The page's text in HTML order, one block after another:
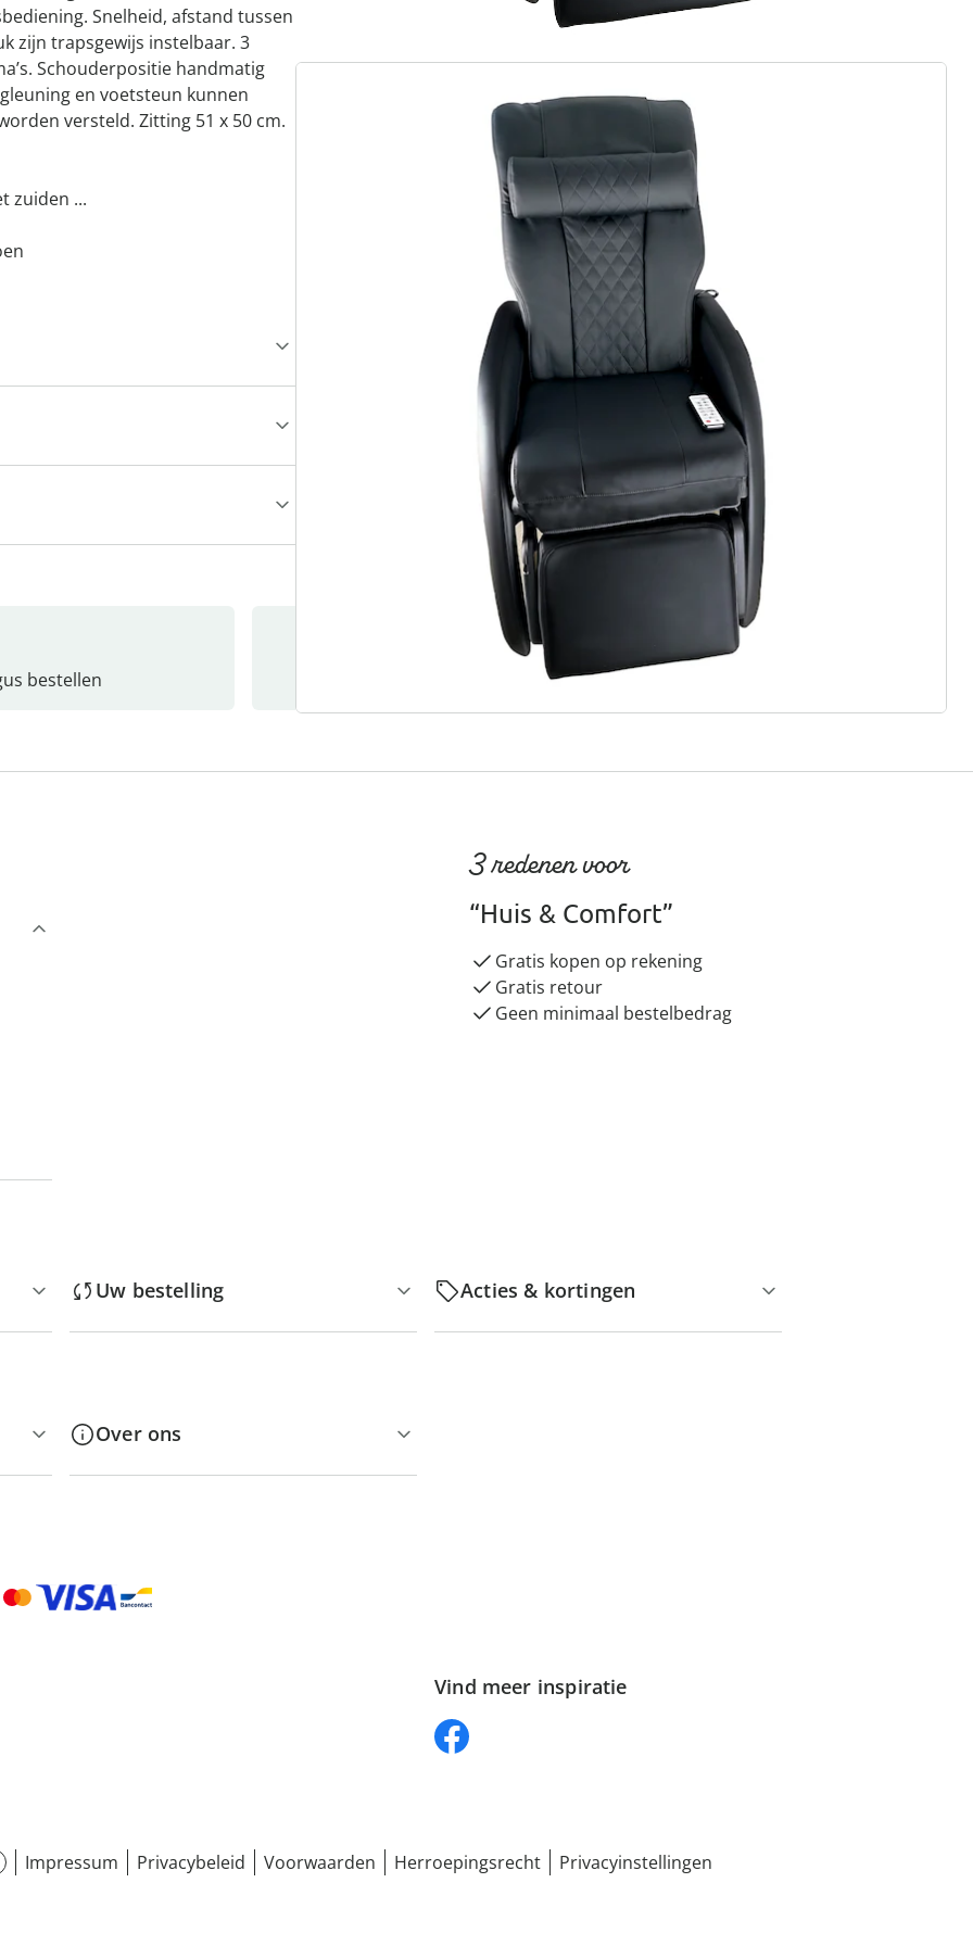
Snelheid, afstand tussen
zijn trapsgewijs instelbaar. 3
Schouderpositie handmatig
en voetsteun kunnen
versteld. Zitting 51 x 50 cm.
zuiden ...
bestellen Catalogus aanvragen
3 redenen voor
“Huis & Comfort”
Gratis kopen op rekening
Gratis retour
Geen minimaal bestelbedrag
Uw bestelling Acties & kortingen
Over ons
Vind meer inspiratie
Impressum Privacybeleid Voorwaarden Herroepingsrecht Privacyinstellingen